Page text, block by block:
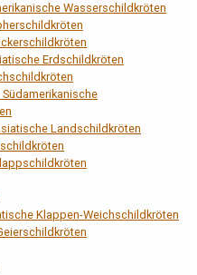
Wasserschildkröten
Erdschildkröten
Landschildkröten
Klappen-Weichschildkröten